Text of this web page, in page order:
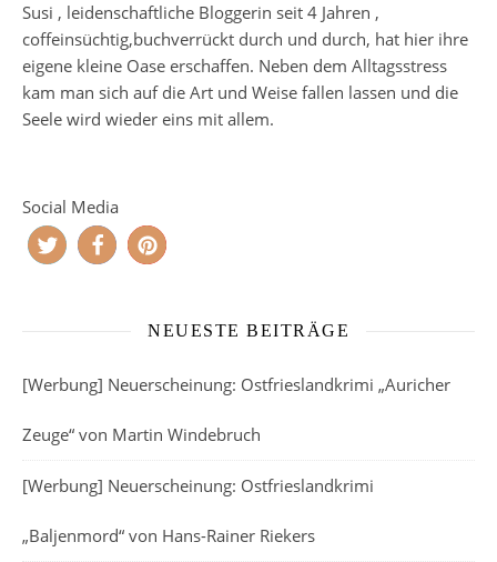
Susi , leidenschaftliche Bloggerin seit 4 Jahren ,
coffeinsüchtig,buchverrückt durch und durch, hat hier ihre
eigene kleine Oase erschaffen. Neben dem Alltagsstress
kam man sich auf die Art und Weise fallen lassen und die
Seele wird wieder eins mit allem.
Social Media
NEUESTE BEITRÄGE
[Werbung] Neuerscheinung: Ostfrieslandkrimi „Auricher
Zeuge“ von Martin Windebruch
[Werbung] Neuerscheinung: Ostfrieslandkrimi
„Baljenmord“ von Hans-Rainer Riekers